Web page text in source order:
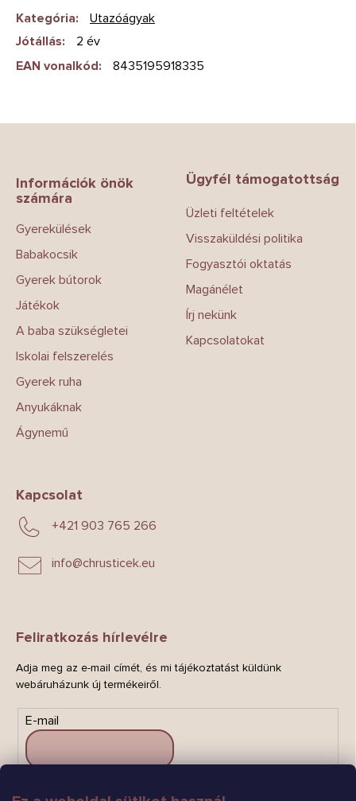
Kategória:
Utazóágyak
Jótállás:
2 év
EAN vonalkód: 8435195918335
Információk önök
számára
Gyerekülések
Babakocsik
Gyerek bútorok
Játékok
A baba szükségletei
Iskolai felszerelés
Gyerek ruha
Anyukáknak
Ágynemű
Ügyfél támogatottság
Üzleti feltételek
Visszaküldési politika
Fogyasztói oktatás
Magánélet
Írj nekünk
Kapcsolatokat
Kapcsolat
info@chrusticek.eu
+421 903 765 266
Feliratkozás hírlevélre
Adja meg az e-mail címét, és mi tájékoztatást küldünk
webáruházunk új termékeiről.
E-mail